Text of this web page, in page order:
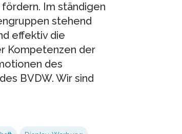
Im ständigen
stehend
effektiv die
Kompetenzen der
des
BVDW. Wir sind